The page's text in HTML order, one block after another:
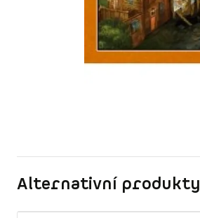
Alternativní produkty